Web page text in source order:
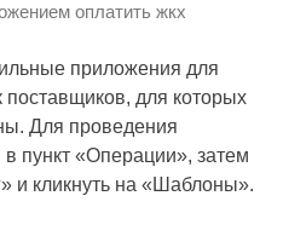
оплатить жкх
приложения для
для которых
Для проведения
в пункт «Операции», затем
и кликнуть на «Шаблоны».